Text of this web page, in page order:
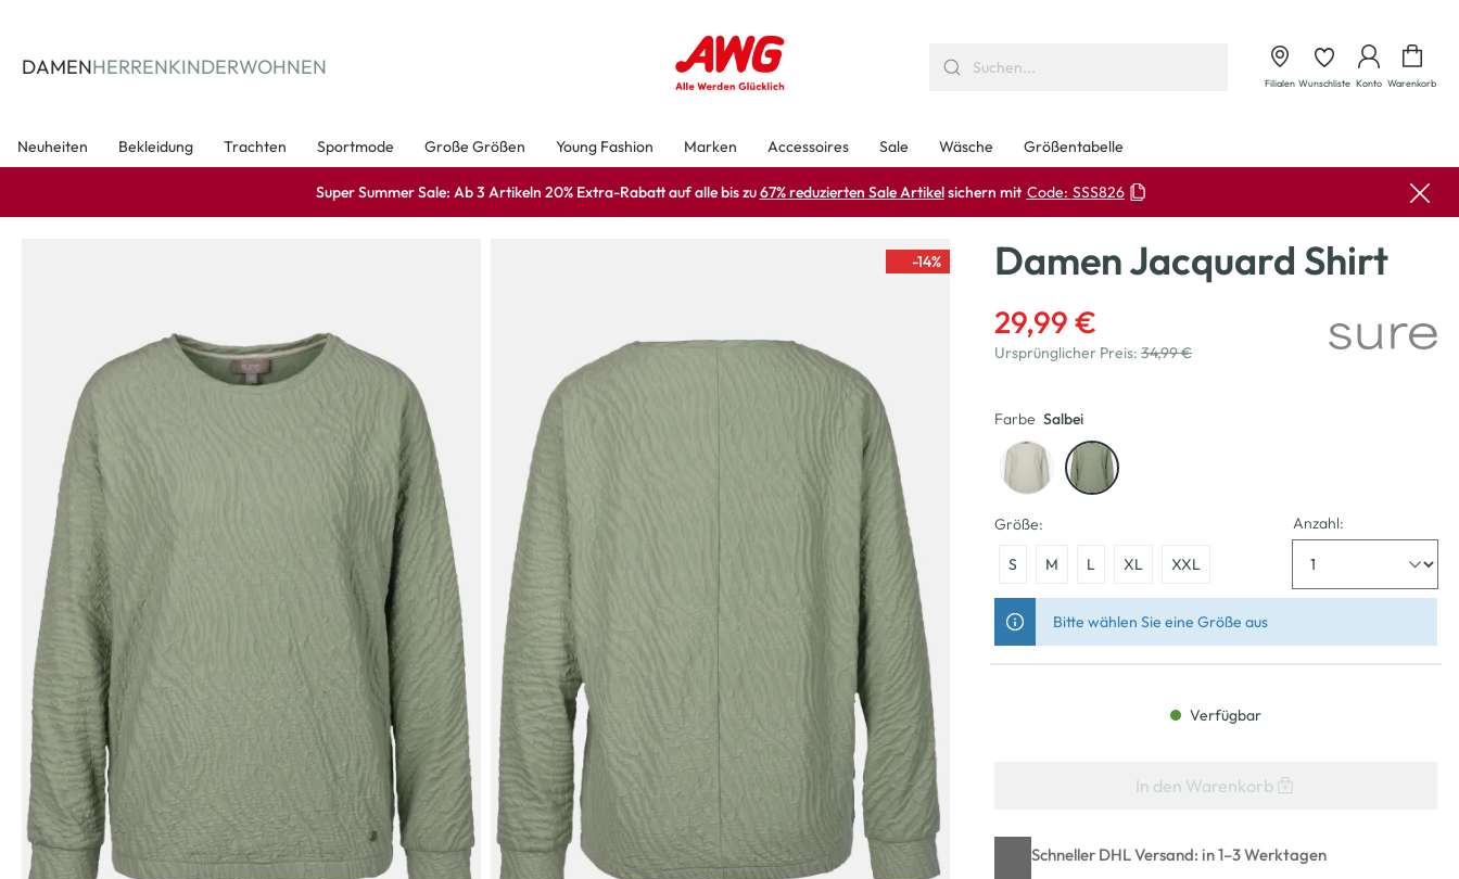
DAMENHERRENKINDERWOHNEN
Filialen Wunschliste Konto Warenkorb
Neuheiten Bekleidung Trachten Sportmode Große Größen Young Fashion Marken Accessoires Sale Wäsche Größentabelle
Super Summer Sale: Ab 3 Artikeln 20% Extra-Rabatt auf alle bis zu67% reduzierten Sale Artikelsichern mit Code: SSS826
-14% Damen Jacquard Shirt
29,99 €
Ursprünglicher Preis: 34,99 €
Farbe Salbei
Größe:
S M L XL XXL
Anzahl:
Bitte wählen Sie eine Größe aus
Verfügbar
In den Warenkorb
Schneller DHL Versand: in 1–3 Werktagen